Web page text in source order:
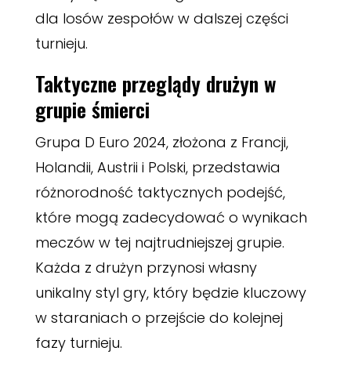
dla losów zespołów w dalszej części
turnieju.
Taktyczne przeglądy drużyn w
grupie śmierci
Grupa D Euro 2024, złożona z Francji,
Holandii, Austrii i Polski, przedstawia
różnorodność taktycznych podejść,
które mogą zadecydować o wynikach
meczów w tej najtrudniejszej grupie.
Każda z drużyn przynosi własny
unikalny styl gry, który będzie kluczowy
w staraniach o przejście do kolejnej
fazy turnieju.